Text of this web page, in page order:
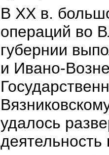
В XX в.
операций во
губернии
и Ивано-
удалось